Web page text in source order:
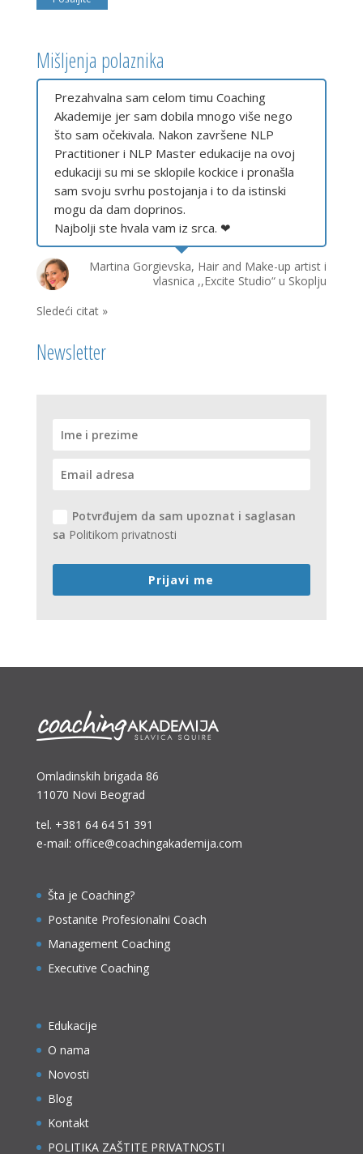
Mišljenja polaznika
Prezahvalna sam celom timu Coaching
Akademije jer sam dobila mnogo više nego
što sam očekivala. Nakon završene NLP
Practitioner i NLP Master edukacije na ovoj
edukaciji su mi se sklopile kockice i pronašla
sam svoju svrhu postojanja i to da istinski
mogu da dam doprinos.
Najbolji ste hvala vam iz srca. ❤
Martina Gorgievska, Hair and Make-up artist i
vlasnica ,,Excite Studio“ u Skoplju
Sledeći citat »
Newsletter
Potvrđujem da sam upoznat i saglasan
sa Politikom privatnosti
Prijavi me
Omladinskih brigada 86
11070 Novi Beograd
tel. +381 64 64 51 391
e-mail: office@coachingakademija.com
Šta je Coaching?
Postanite Profesionalni Coach
Management Coaching
Executive Coaching
Edukacije
O nama
Novosti
Blog
Kontakt
POLITIKA ZAŠTITE PRIVATNOSTI